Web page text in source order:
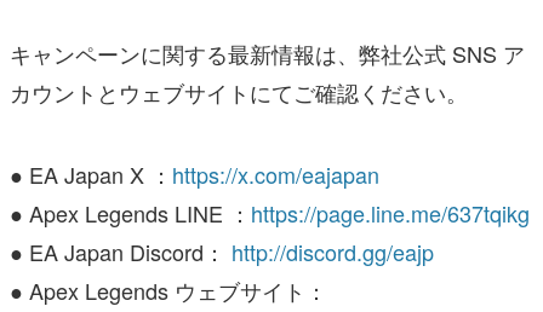
キャンペーンに関する最新情報は、弊社公式 SNS ア
カウントとウェブサイトにてご確認ください。
● EA Japan X ： https://x.com/eajapan
● Apex Legends LINE ： https://page.line.me/637tqikg
● EA Japan Discord： http://discord.gg/eajp
● Apex Legends ウェブサイト：